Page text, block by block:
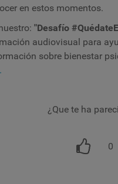
en estos momentos.
"Desafío
audiovisual para
sobre bienestar
¿Que te ha
0